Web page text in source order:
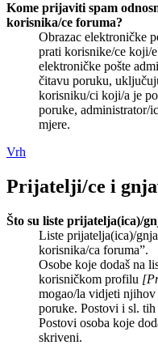
Kome prijaviti spam
korisnika/ce foruma?
Obrazac elektroničke
prati korisnike/ce koji/
elektroničke pošte
čitavu poruku,
korisniku/ci koji/a je
poruke, administrator/
mjere.
Vrh
Prijatelji/ce i
Što su liste prijatelja(ica)/
Liste prijatelja(ica)/
korisnika/ca foruma”.
Osobe koje dodaš na
korisničkom profilu
mogao/la vidjeti njihov
poruke. Postovi i sl.
Postovi osoba koje
skriveni.